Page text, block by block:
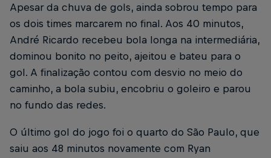
Apesar da chuva de gols, ainda sobrou tempo para
os dois times marcarem no final. Aos 40 minutos,
André Ricardo recebeu bola longa na intermediária,
dominou bonito no peito, ajeitou e bateu para o
gol. A finalização contou com desvio no meio do
caminho, a bola subiu, encobriu o goleiro e parou
no fundo das redes.
O último gol do jogo foi o quarto do São Paulo, que
saiu aos 48 minutos novamente com Ryan